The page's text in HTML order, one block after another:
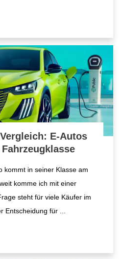
E-Autos
kommt in seiner Klasse am
komme ich mit einer
steht für viele Käufer im
Entscheidung für